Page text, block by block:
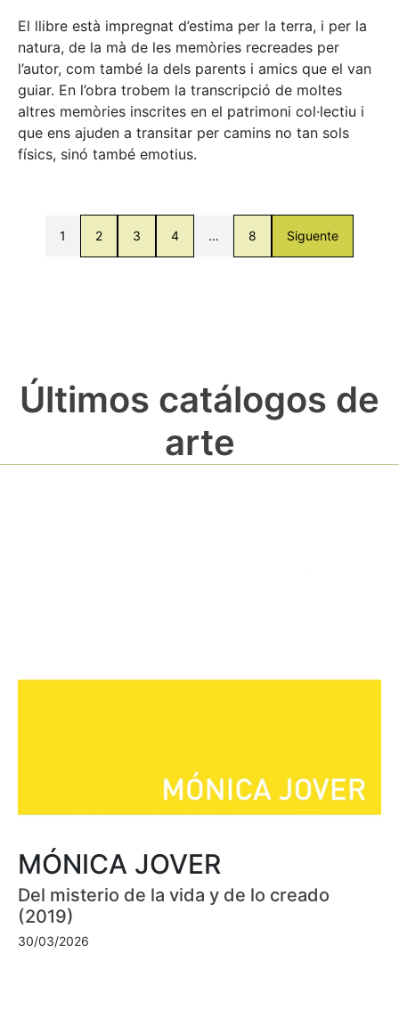
El llibre està impregnat d’estima per la terra, i per la
natura, de la mà de les memòries recreades per
l’autor, com també la dels parents i amics que el van
guiar. En l’obra trobem la transcripció de moltes
altres memòries inscrites en el patrimoni col·lectiu i
que ens ajuden a transitar per camins no tan sols
físics, sinó també emotius.
1 2 3 4 … 8 Siguente
Últimos catálogos de
arte
MÓNICA JOVER
Del misterio de la vida y de lo creado
(2019)
30/03/2026